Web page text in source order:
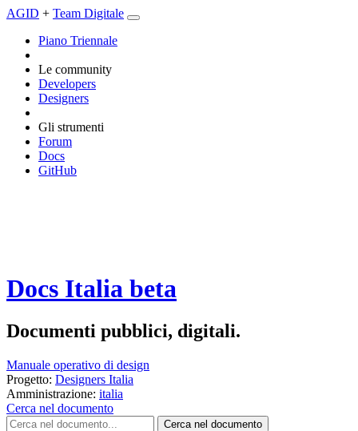
AGID + Team Digitale
Piano Triennale
Le community
Developers
Designers
Gli strumenti
Forum
Docs
GitHub
Docs Italia beta
Documenti pubblici, digitali.
Manuale operativo di design
Progetto: Designers Italia
Amministrazione: italia
Cerca nel documento
Cerca nel documento